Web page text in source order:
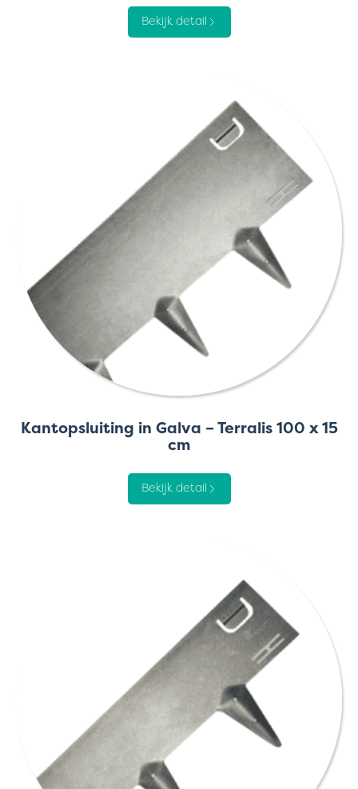
Bekijk detail
Kantopsluiting in Galva – Terralis 100 x 15
cm
Bekijk detail